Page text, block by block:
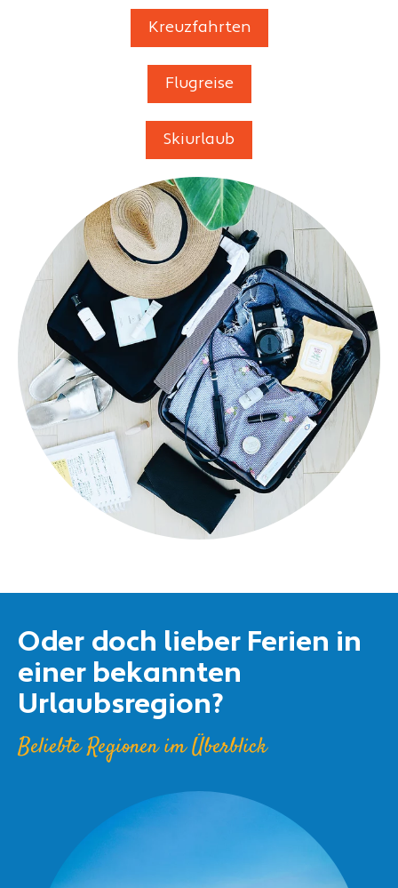
Kreuzfahrten
Flugreise
Skiurlaub
Oder doch lieber Ferien in
einer bekannten
Urlaubsregion?
Beliebte Regionen im Überblick